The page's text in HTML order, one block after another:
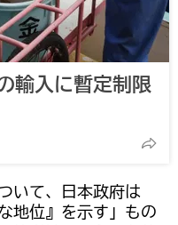
輸入に暫定制限
いて、日本政府は
地位』を示す」もの